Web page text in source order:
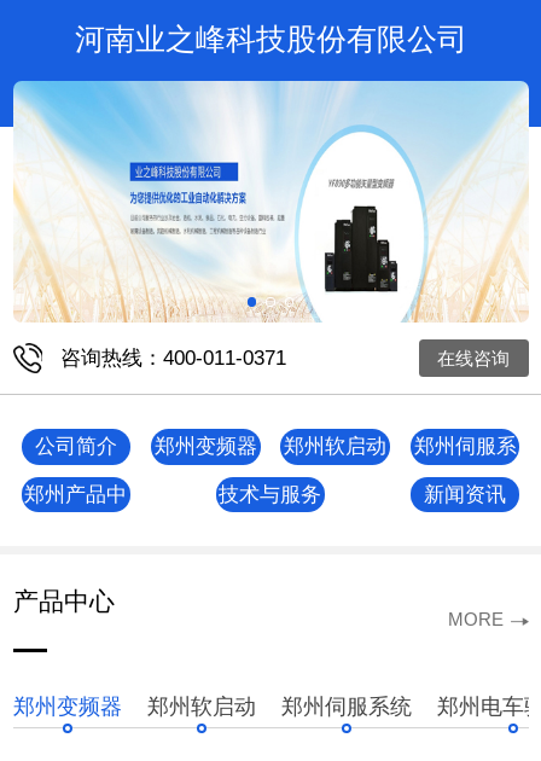
河南业之峰科技股份有限公司
咨询热线：400-011-0371 在线咨询
公司简介 郑州变频器 郑州软启动
郑州伺服系
统
郑州产品中
技术与服务 新闻资讯
产品中心
MORE
郑州变频器 郑州软启动 郑州伺服系统 郑州电车